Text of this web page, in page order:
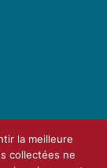
Mentions
la meilleure
collectées ne